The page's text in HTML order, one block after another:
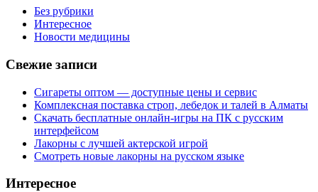
Без рубрики
Интересное
Новости медицины
Свежие записи
Сигареты оптом — доступные цены и сервис
Комплексная поставка строп, лебедок и талей в Алматы
Скачать бесплатные онлайн-игры на ПК с русским
интерфейсом
Лакорны с лучшей актерской игрой
Смотреть новые лакорны на русском языке
Интересное